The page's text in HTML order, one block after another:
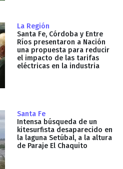
La Región
Santa Fe, Córdoba y Entre
Ríos presentaron a Nación
una propuesta para reducir
el impacto de las tarifas
eléctricas en la industria
Santa Fe
Intensa búsqueda de un
kitesurfista desaparecido en
la laguna Setúbal, a la altura
de Paraje El Chaquito